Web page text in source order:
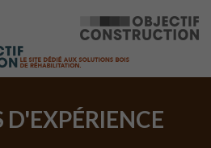
D'EXPÉRIENCE